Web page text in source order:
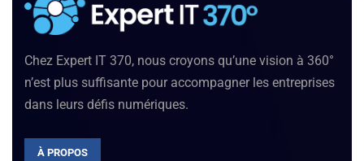
Chez Expert IT 370, nous croyons qu’une vision à 360°
n’est plus suffisante pour accompagner les entreprises
dans leurs défis numériques.
À PROPOS